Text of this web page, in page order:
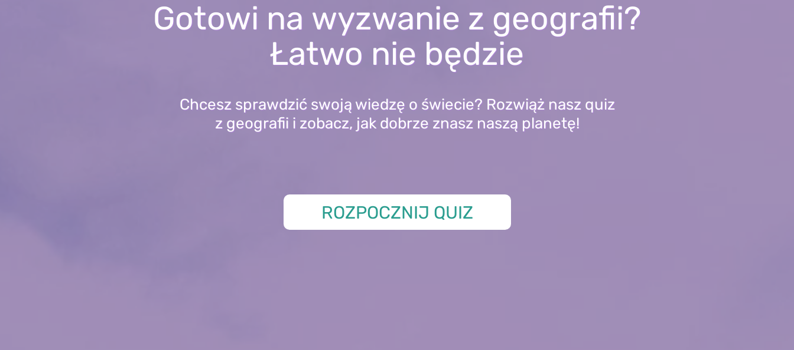
Gotowi na wyzwanie z geografii?
Łatwo nie będzie
Chcesz sprawdzić swoją wiedzę o świecie? Rozwiąż nasz quiz
z geografii i zobacz, jak dobrze znasz naszą planetę!
ROZPOCZNIJ QUIZ